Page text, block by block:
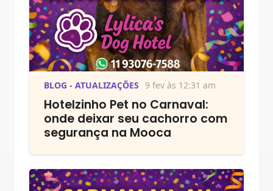
BLOG - ATUALIZAÇÕES 9 fev às 12:31 am
Hotelzinho Pet no Carnaval:
onde deixar seu cachorro com
segurança na Mooca